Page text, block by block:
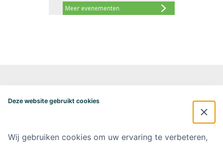
Meer evenementen
Postbus 7057
alzheimercentrum@amsterdamumc.nl
Deze website gebruikt cookies
Wij gebruiken cookies om uw ervaring te verbeteren,